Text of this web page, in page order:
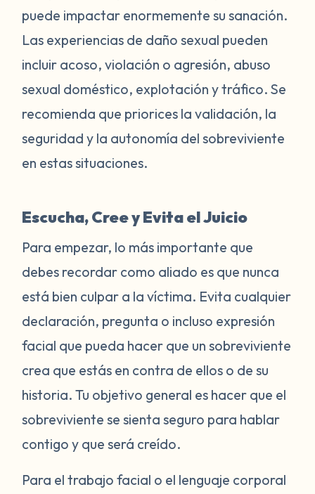
puede impactar enormemente su sanación.
Las experiencias de daño sexual pueden
incluir acoso, violación o agresión, abuso
sexual doméstico, explotación y tráfico. Se
recomienda que priorices la validación, la
seguridad y la autonomía del sobreviviente
en estas situaciones.
Escucha, Cree y Evita el Juicio
Para empezar, lo más importante que
debes recordar como aliado es que nunca
está bien culpar a la víctima. Evita cualquier
declaración, pregunta o incluso expresión
facial que pueda hacer que un sobreviviente
crea que estás en contra de ellos o de su
historia. Tu objetivo general es hacer que el
sobreviviente se sienta seguro para hablar
contigo y que será creído.
Para el trabajo facial o el lenguaje corporal